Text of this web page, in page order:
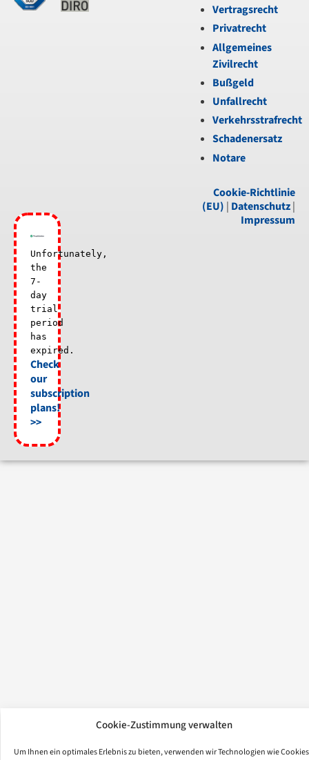
Cookie-Zustimmung verwalten
Um Ihnen ein optimales Erlebnis zu bieten, verwenden wir Technologien wie
Unfortunately,
the
7-
day
trial
period
has
expired.
Check
our
subscription
plans!
>>
Vertragsrecht
Privatrecht
Allgemeines
Zivilrecht
Bußgeld
Unfallrecht
Verkehrsstrafrecht
Schadenersatz
Notare
Cookie-Richtlinie
(EU) | Datenschutz|
Impressum